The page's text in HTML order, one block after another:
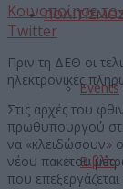
Events
Βιβλίο
Κοινοποίησε
Twitter
Πριν τη ΔΕΘ οι
ηλεκτρονικές
Στις αρχές του
πρωθυπουργού
να «κλειδώσουν»
νέου πακέτου
που